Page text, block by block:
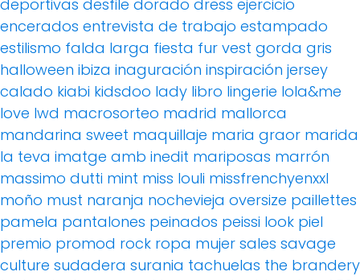
deportivas desfile dorado dress ejercicio
encerados entrevista de trabajo estampado
estilismo falda larga fiesta fur vest gorda gris
halloween ibiza inaguración inspiración jersey
calado kiabi kidsdoo lady libro lingerie lola&me
love lwd macrosorteo madrid mallorca
mandarina sweet maquillaje maria graor marida
la teva imatge amb inedit mariposas marrón
massimo dutti mint miss louli missfrenchyenxxl
moño must naranja nochevieja oversize paillettes
pamela pantalones peinados peissi look piel
premio promod rock ropa mujer sales savage
culture sudadera surania tachuelas the brandery